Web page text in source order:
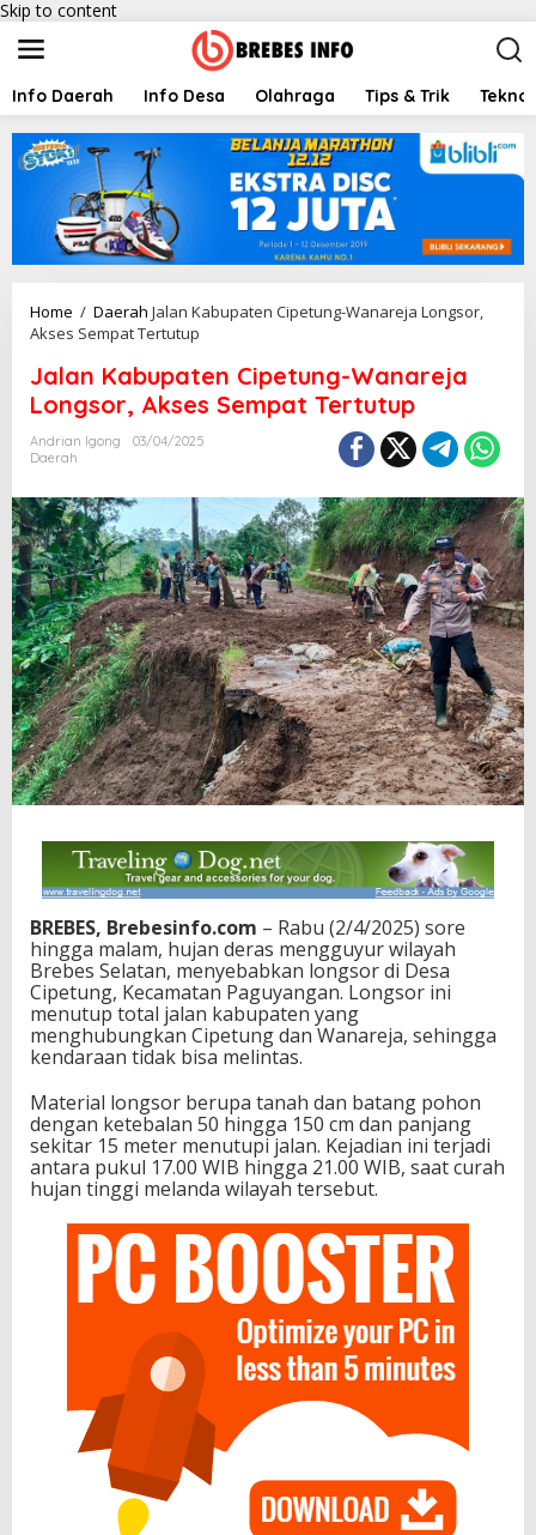
Skip to content
Info Daerah Info Desa Olahraga Tips & Trik
Home / Daerah Jalan Kabupaten Cipetung-Wanareja Longsor,
Akses Sempat Tertutup
Jalan Kabupaten Cipetung-Wanareja
Longsor, Akses Sempat Tertutup
Andrian Igong
03/04/2025
Daerah
BREBES, Brebesinfo.com – Rabu (2/4/2025) sore
hingga malam, hujan deras mengguyur wilayah
Brebes Selatan, menyebabkan longsor di Desa
Cipetung, Kecamatan Paguyangan. Longsor ini
menutup total jalan kabupaten yang
menghubungkan Cipetung dan Wanareja, sehingga
kendaraan tidak bisa melintas.
Material longsor berupa tanah dan batang pohon
dengan ketebalan 50 hingga 150 cm dan panjang
sekitar 15 meter menutupi jalan. Kejadian ini terjadi
antara pukul 17.00 WIB hingga 21.00 WIB, saat curah
hujan tinggi melanda wilayah tersebut.